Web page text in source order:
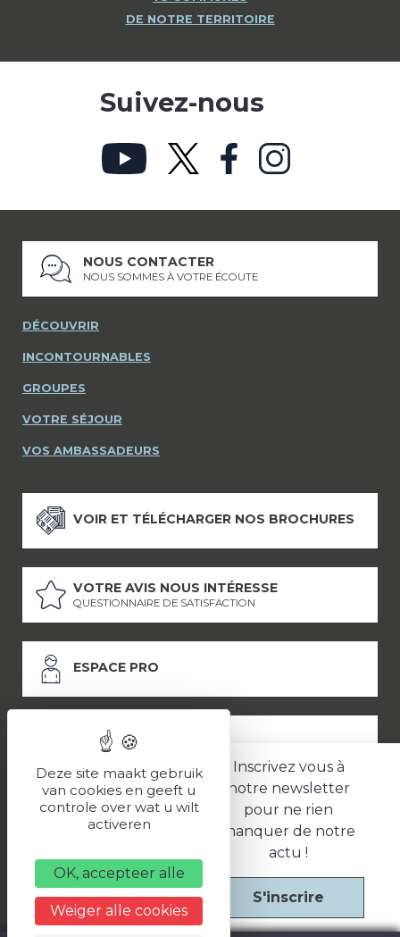
Inscrivez vous à
notre newsletter
pour ne rien
manquer de notre
actu !
S'inscrire
DE NOTRE TERRITOIRE
Suivez-nous
NOUS CONTACTER
NOUS SOMMES À VOTRE ÉCOUTE
DÉCOUVRIR
INCONTOURNABLES
GROUPES
VOTRE SÉJOUR
VOS AMBASSADEURS
VOIR ET TÉLÉCHARGER NOS BROCHURES
VOTRE AVIS NOUS INTÉRESSE
QUESTIONNAIRE DE SATISFACTION
ESPACE PRO
ESPACE PRESSE
LES PARTENAIRES
Politique de confidentialité
Une réalisation
Deze site maakt gebruik
van cookies en geeft u
controle over wat u wilt
activeren
OK, accepteer alle
Weiger alle cookies